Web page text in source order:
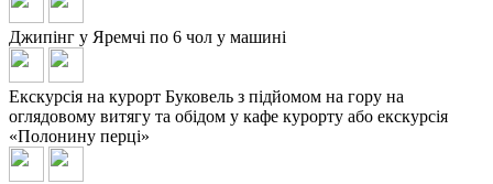
Джипінг у Яремчі по 6 чол у машині
Екскурсія на курорт Буковель з підйомом на гору на
оглядовому витягу та обідом у кафе курорту або екскурсія
«Полонину перці»